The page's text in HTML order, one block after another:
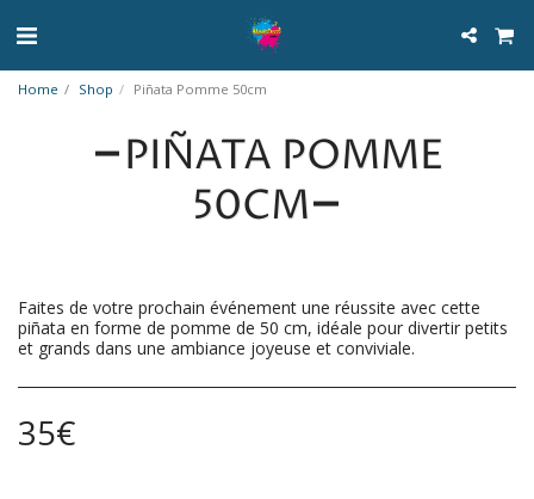
Home Shop Piñata Pomme 50cm
PIÑATA POMME
50CM
Faites de votre prochain événement une réussite avec cette
piñata en forme de pomme de 50 cm, idéale pour divertir petits
et grands dans une ambiance joyeuse et conviviale.
35€